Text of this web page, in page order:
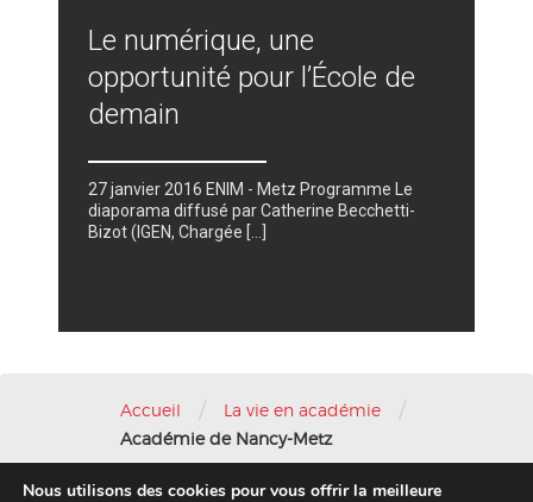
Le numérique, une
opportunité pour l’École de
demain
27 janvier 2016 ENIM - Metz Programme Le
diaporama diffusé par Catherine Becchetti-
Bizot (IGEN, Chargée [...]
Accueil / La vie en académie /
Académie de Nancy-Metz
Nous contacter-Mentions légales
Nous utilisons des cookies pour vous offrir la meilleure